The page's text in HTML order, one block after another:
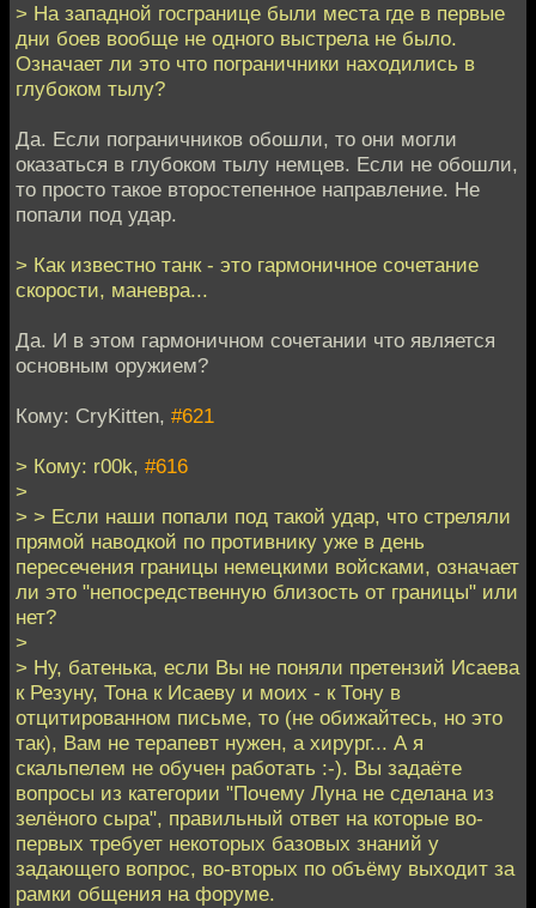
> На западной госгранице были места где в первые
дни боев вообще не одного выстрела не было.
Означает ли это что пограничники находились в
глубоком тылу?
Да. Если пограничников обошли, то они могли
оказаться в глубоком тылу немцев. Если не обошли,
то просто такое второстепенное направление. Не
попали под удар.
> Как известно танк - это гармоничное сочетание
скорости, маневра...
Да. И в этом гармоничном сочетании что является
основным оружием?
Кому: CryKitten, #621
> Кому: r00k, #616
>
> > Если наши попали под такой удар, что стреляли
прямой наводкой по противнику уже в день
пересечения границы немецкими войсками, означает
ли это "непосредственную близость от границы" или
нет?
>
> Ну, батенька, если Вы не поняли претензий Исаева
к Резуну, Тона к Исаеву и моих - к Тону в
отцитированном письме, то (не обижайтесь, но это
так), Вам не терапевт нужен, а хирург... А я
скальпелем не обучен работать :-). Вы задаёте
вопросы из категории "Почему Луна не сделана из
зелёного сыра", правильный ответ на которые во-
первых требует некоторых базовых знаний у
задающего вопрос, во-вторых по объёму выходит за
рамки общения на форуме.